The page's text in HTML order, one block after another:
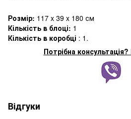
Розмір: 117 x 39 x 180 см
Кількість в блоці: 1
Кількість в коробці : 1.
Потрібна
Відгуки